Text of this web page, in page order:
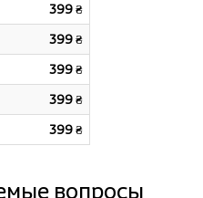
399 ₴
399 ₴
399 ₴
399 ₴
399 ₴
вопросы